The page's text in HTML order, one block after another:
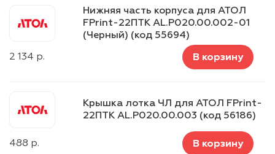
Нижняя часть корпуса для АТОЛ
FPrint-22ПТK AL.P020.00.002-01
(Черный) (код 55694)
2 134 р. В корзину
Крышка лотка ЧЛ для АТОЛ FPrint-
22ПТK AL.P020.00.003 (код 56186)
488 р. В корзину